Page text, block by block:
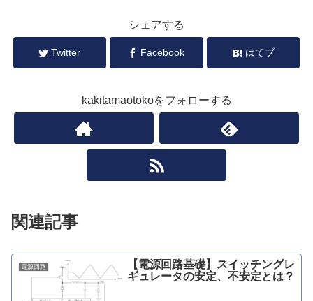
シェアする
Twitter Facebook はてブ
kakitamaotokoをフォローする
関連記事
電源回路
【電源回路基礎】スイッチングレ
ギュレータの安定、不安定とは？